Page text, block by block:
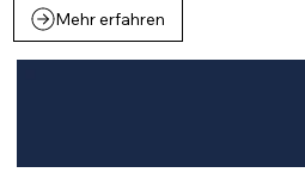
Mehr erfahren